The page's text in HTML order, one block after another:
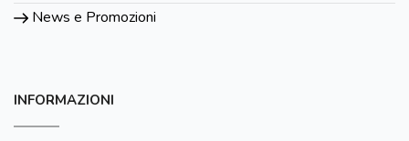
News e Promozioni
INFORMAZIONI